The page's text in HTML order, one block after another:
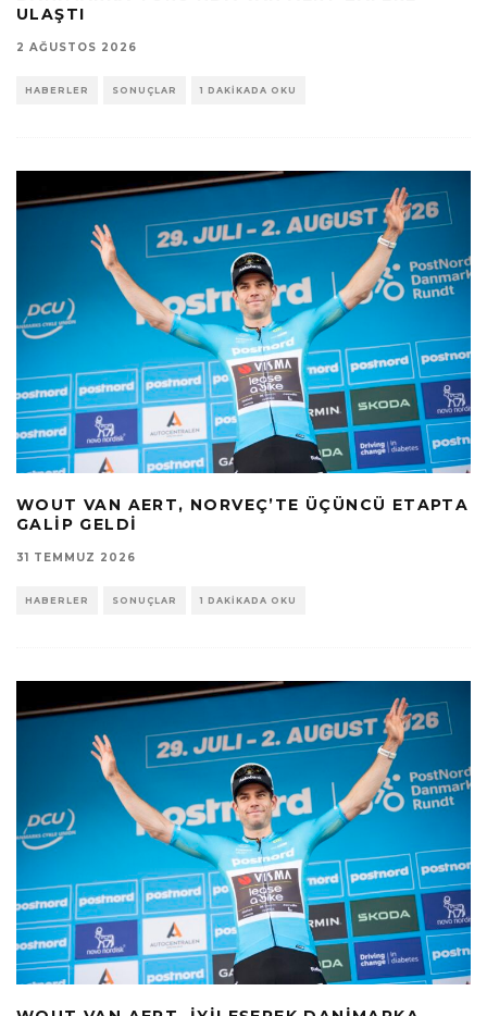
ULAŞTI
2 AĞUSTOS 2026
HABERLER SONUÇLAR 1 DAKIKADA OKU
WOUT VAN AERT, NORVEÇ’TE ÜÇÜNCÜ ETAPTA
GALIP GELDI
31 TEMMUZ 2026
HABERLER SONUÇLAR 1 DAKIKADA OKU